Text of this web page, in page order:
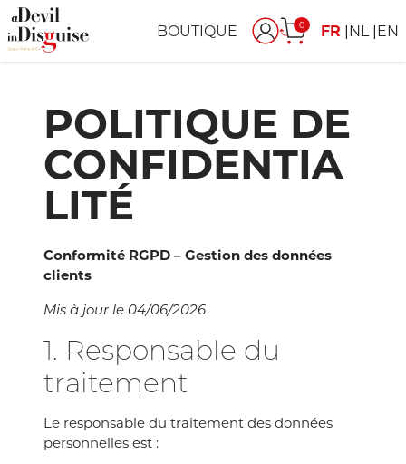
BOUTIQUE 0 FR NL EN
POLITIQUE DE
CONFIDENTIA
LITÉ
Conformité RGPD – Gestion des données
clients
Mis à jour le 04/06/2026
1. Responsable du
traitement
Le responsable du traitement des données
personnelles est :